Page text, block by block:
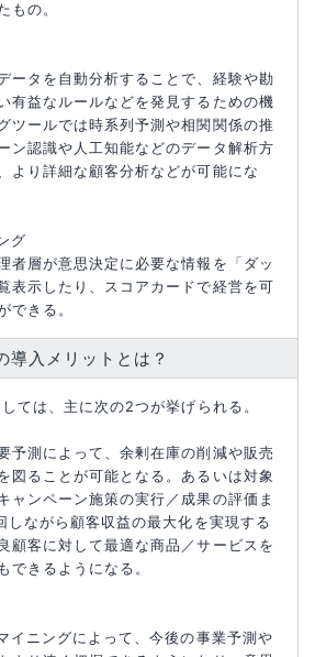
もの。
ータを自動分析することで、経験や勘
有益なルールなどを発見するための機
ツールでは時系列予測や相関関係の推
ン認識や人工知能などのデータ解析方
より詳細な顧客分析などが可能にな
グ
者層が意思決定に必要な情報を「ダッ
表示したり、スコアカードで経営を可
できる。
導入メリットとは？
ては、主に次の2つが挙げられる。
予測によって、余剰在庫の削減や販売
図ることが可能となる。あるいは対象
ャンペーン施策の実行／成果の評価ま
しながら顧客収益の最大化を実現する
顧客に対して最適な商品／サービスを
できるようになる。
イニングによって、今後の事業予測や